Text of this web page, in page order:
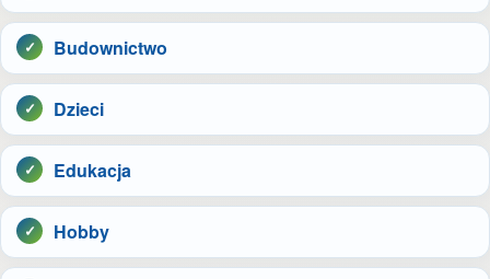
Budownictwo
Dzieci
Edukacja
Hobby